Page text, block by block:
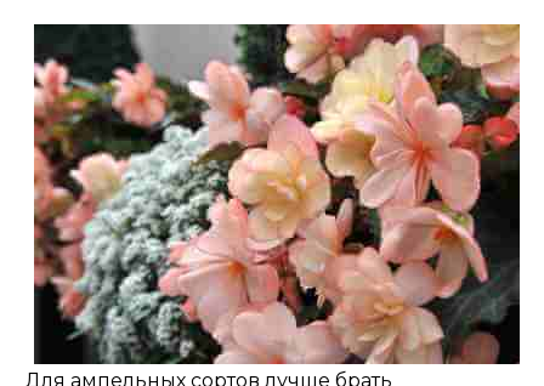
Для ампельных сортов лучше брать